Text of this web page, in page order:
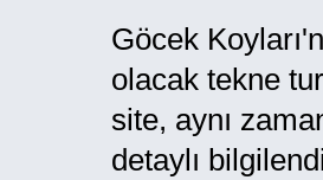
Göcek
olacak tekne
site, aynı
detaylı